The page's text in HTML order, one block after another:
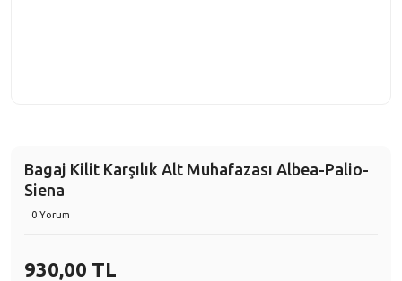
Bagaj Kilit Karşılık Alt Muhafazası Albea-Palio-
Siena
0 Yorum
930,00 TL